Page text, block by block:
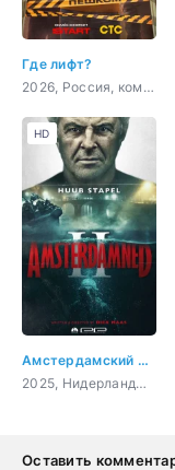
Где лифт?
2026, Россия, комедия, детектив
Амстердамский кошмар 2
2025, Нидерланды, ужасы, боевик, триллер
HD
Оставить